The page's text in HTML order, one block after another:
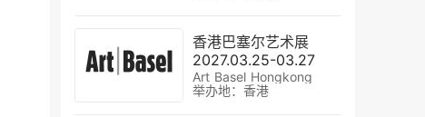
香港巴塞尔艺术展
2027.03.25-03.27
Art Basel Hongkong
举办地：香港